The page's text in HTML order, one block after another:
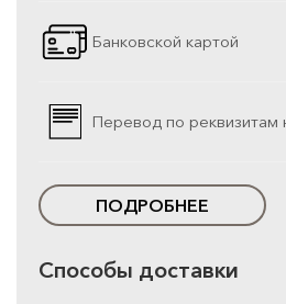
Банковской картой
Перевод по реквизитам
ПОДРОБНЕЕ
Способы доставки